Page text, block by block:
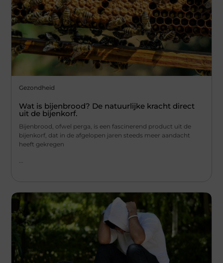
Gezondheid
Wat is bijenbrood? De natuurlijke kracht direct
uit de bijenkorf.
Bijenbrood, ofwel perga, is een fascinerend product uit de
bijenkorf, dat in de afgelopen jaren steeds meer aandacht
heeft gekregen